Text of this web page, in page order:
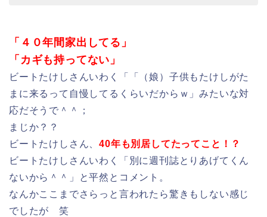
「４０年間家出してる」
「カギも持ってない」
ビートたけしさんいわく「「（娘）子供もたけしがた
まに来るって自慢してるくらいだからｗ」みたいな対
応だそうで＾＾；
まじか？？
ビートたけしさん、40年も別居してたってこと！？
ビートたけしさんいわく「別に週刊誌とりあげてくん
ないから＾＾」と平然とコメント。
なんかここまでさらっと言われたら驚きもしない感じ
でしたが 笑